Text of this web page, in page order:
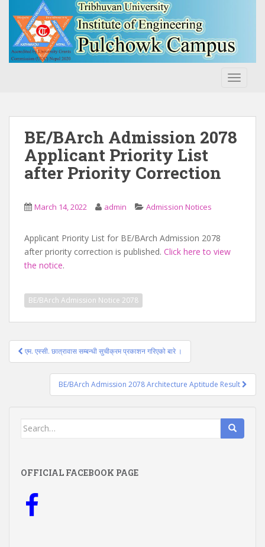
BE/BArch Admission 2078
Applicant Priority List
after Priority Correction
March 14, 2022 admin Admission Notices
Applicant Priority List for BE/BArch Admission 2078
after priority correction is published. Click here to view
the notice.
BE/BArch Admission Notice 2078
Post
navigation
एम. एस्सी. छात्रावास सम्बन्धी सुचीक्रम प्रकाशन गरिएको बारे ।
BE/BArch Admission 2078 Architecture Aptitude Result
Search
OFFICIAL FACEBOOK PAGE